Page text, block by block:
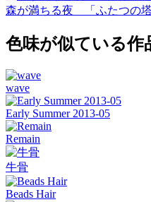
森が満ちる夜 「ふたつの塔
色味が似ている作
wave
Early Summer 2013-05
Remain
牛骨
Beads Hair